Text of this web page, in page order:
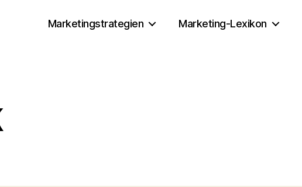
Marketingstrategien Marketing-Lexikon